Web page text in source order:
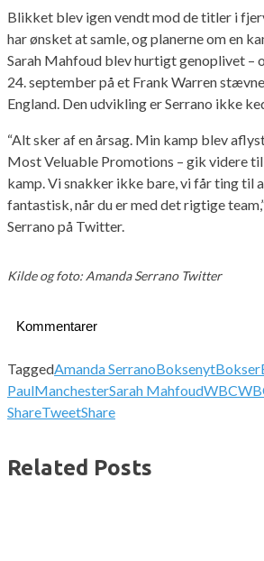
Blikket blev igen vendt mod de titler i
har ønsket at samle, og planerne om en
Sarah Mahfoud blev hurtigt genoplivet –
24. september på et Frank Warren
England. Den udvikling er Serrano ikke
“Alt sker af en årsag. Min kamp blev
Most Veluable Promotions – gik videre
kamp. Vi snakker ikke bare, vi får ting til
fantastisk, når du er med det rigtige
Serrano på Twitter.
Kilde og foto: Amanda Serrano Twitter
Kommentarer
TaggedAmanda SerranoBoksenytBokser
PaulManchesterSarah MahfoudWBC
ShareTweetShare
Related Posts